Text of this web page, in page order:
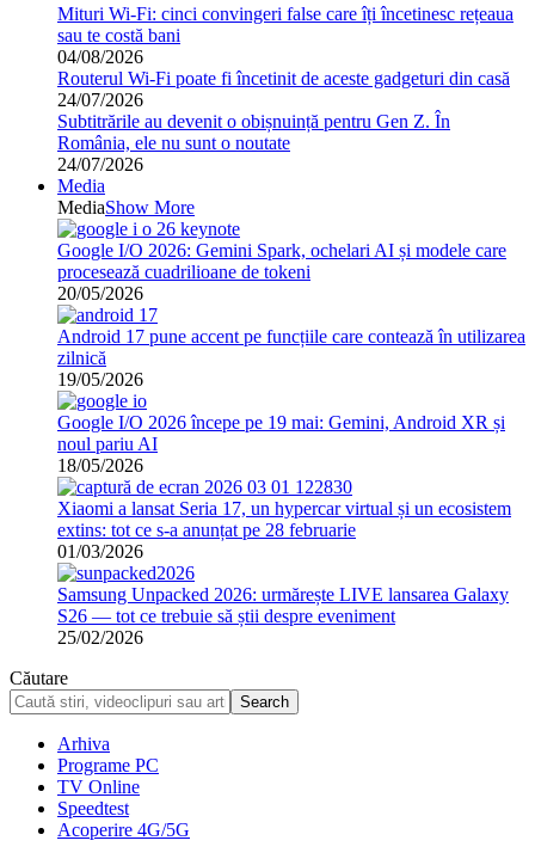
Mituri Wi-Fi: cinci convingeri false care îți încetinesc rețeaua
sau te costă bani
04/08/2026
Routerul Wi-Fi poate fi încetinit de aceste gadgeturi din casă
24/07/2026
Subtitrările au devenit o obișnuință pentru Gen Z. În
România, ele nu sunt o noutate
24/07/2026
Media
MediaShow More
Google I/O 2026: Gemini Spark, ochelari AI și modele care
procesează cuadrilioane de tokeni
20/05/2026
Android 17 pune accent pe funcțiile care contează în utilizarea
zilnică
19/05/2026
Google I/O 2026 începe pe 19 mai: Gemini, Android XR și
noul pariu AI
18/05/2026
Xiaomi a lansat Seria 17, un hypercar virtual și un ecosistem
extins: tot ce s-a anunțat pe 28 februarie
01/03/2026
Samsung Unpacked 2026: urmărește LIVE lansarea Galaxy
S26 — tot ce trebuie să știi despre eveniment
25/02/2026
Căutare
Arhiva
Programe PC
TV Online
Speedtest
Acoperire 4G/5G